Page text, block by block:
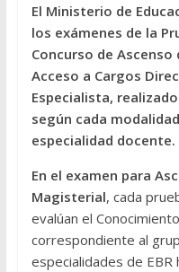
El Ministerio de
los exámenes de la
Concurso de
Acceso a Cargos
Especialista,
según cada modalidad
especialidad docente.
En el examen para
Magisterial, cada
evalúan el
correspondiente al
especialidades de